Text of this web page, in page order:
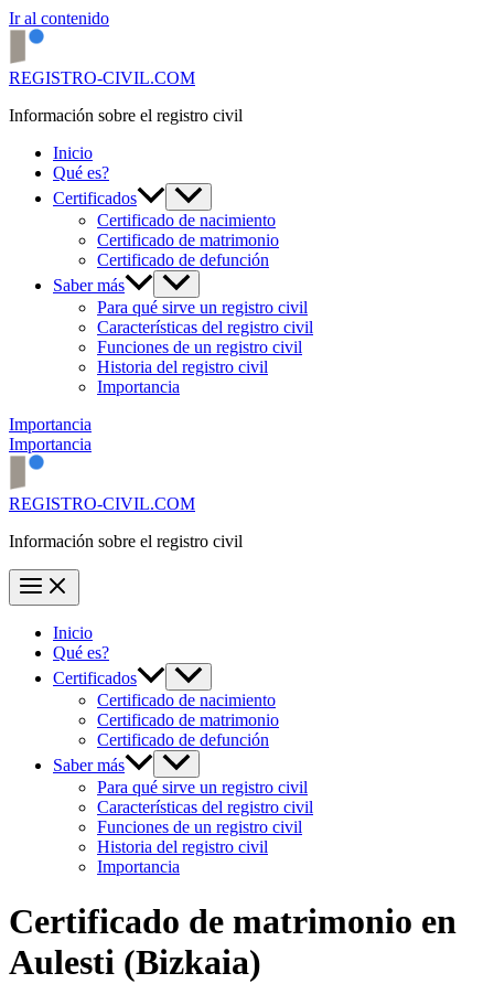
Ir al contenido
REGISTRO-CIVIL.COM
Información sobre el registro civil
Inicio
Qué es?
Certificados
Certificado de nacimiento
Certificado de matrimonio
Certificado de defunción
Saber más
Para qué sirve un registro civil
Características del registro civil
Funciones de un registro civil
Historia del registro civil
Importancia
Importancia
Importancia
REGISTRO-CIVIL.COM
Información sobre el registro civil
Inicio
Qué es?
Certificados
Certificado de nacimiento
Certificado de matrimonio
Certificado de defunción
Saber más
Para qué sirve un registro civil
Características del registro civil
Funciones de un registro civil
Historia del registro civil
Importancia
Certificado de matrimonio en
Aulesti (Bizkaia)